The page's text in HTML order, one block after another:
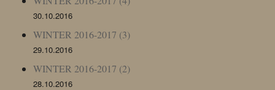
30.10.2016
WINTER 2016-2017 (3)
29.10.2016
WINTER 2016-2017 (2)
28.10.2016